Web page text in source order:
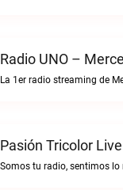
Radio UNO –
Pasión Tricolor Live